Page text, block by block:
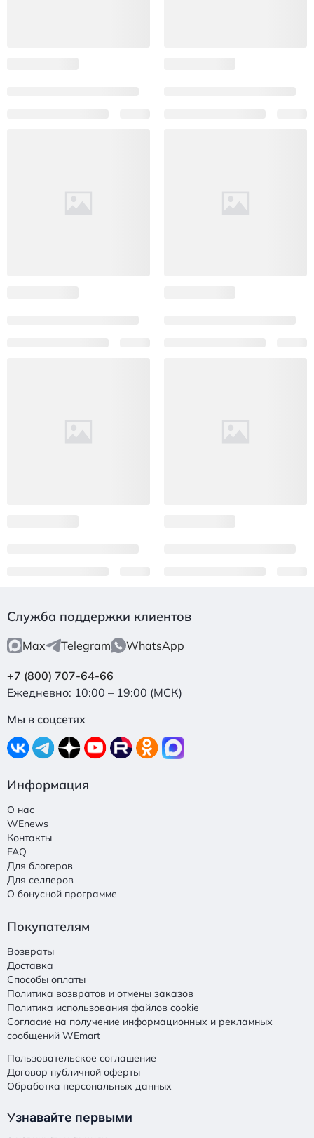
Служба поддержки клиентов
Max Telegram WhatsApp
+7 (800) 707-64-66
Ежедневно: 10:00 – 19:00 (МСК)
Мы в соцсетях
Информация
О нас
WEnews
Контакты
FAQ
Для блогеров
Для селлеров
О бонусной программе
Покупателям
Возвраты
Доставка
Способы оплаты
Политика возвратов и отмены заказов
Политика использования файлов cookie
Согласие на получение информационных и рекламных
сообщений WEmart
Пользовательское соглашение
Договор публичной оферты
Обработка персональных данных
Узнавайте первыми